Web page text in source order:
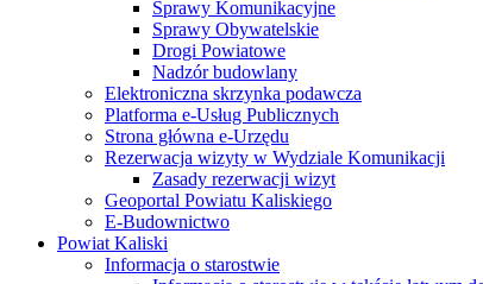
Sprawy Komunikacyjne
Sprawy Obywatelskie
Drogi Powiatowe
Nadzór budowlany
Elektroniczna skrzynka podawcza
Platforma e-Usług Publicznych
Strona główna e-Urzędu
Rezerwacja wizyty w Wydziale Komunikacji
Zasady rezerwacji wizyt
Geoportal Powiatu Kaliskiego
E-Budownictwo
Powiat Kaliski
Informacja o starostwie